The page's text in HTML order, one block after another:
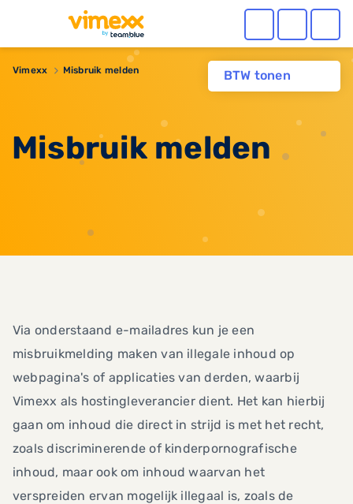
BTW tonen
Vimexx Misbruik melden
Misbruik melden
Via onderstaand e-mailadres kun je een
misbruikmelding maken van illegale inhoud op
webpagina's of applicaties van derden, waarbij
Vimexx als hostingleverancier dient. Het kan hierbij
gaan om inhoud die direct in strijd is met het recht,
zoals discriminerende of kinderpornografische
inhoud, maar ook om inhoud waarvan het
verspreiden ervan mogelijk illegaal is, zoals de